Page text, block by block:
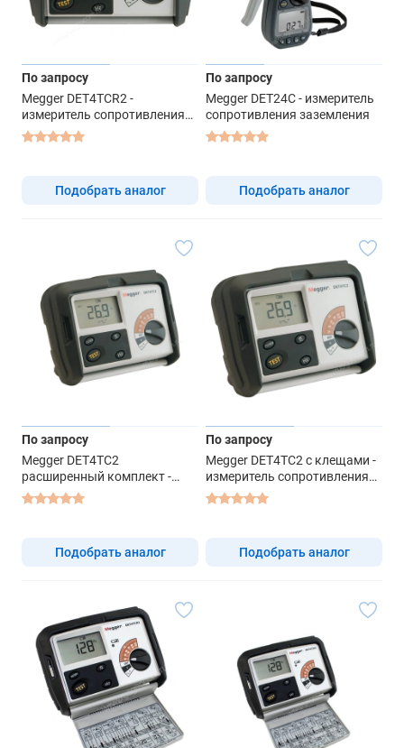
По запросу
Megger DET4TCR2 -
измеритель сопротивления
заземления
Подобрать аналог
По запросу
Megger DET24C - измеритель
сопротивления заземления
Подобрать аналог
По запросу
Megger DET4TC2
расширенный комплект -
измеритель сопротивления
заземления
Подобрать аналог
По запросу
Megger DET4TC2 с клещами -
измеритель сопротивления
заземления
Подобрать аналог